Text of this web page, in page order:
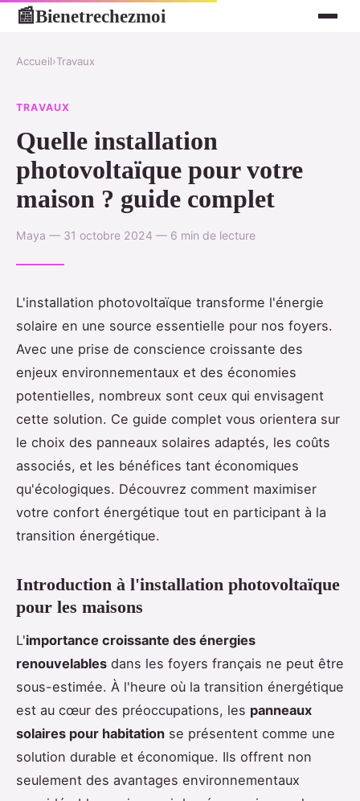
📰Bienetrechezmoi
Accueil›Travaux
TRAVAUX
Quelle installation
photovoltaïque pour votre
maison ? guide complet
Maya — 31 octobre 2024 — 6 min de lecture
L'installation photovoltaïque transforme l'énergie
solaire en une source essentielle pour nos foyers.
Avec une prise de conscience croissante des
enjeux environnementaux et des économies
potentielles, nombreux sont ceux qui envisagent
cette solution. Ce guide complet vous orientera sur
le choix des panneaux solaires adaptés, les coûts
associés, et les bénéfices tant économiques
qu'écologiques. Découvrez comment maximiser
votre confort énergétique tout en participant à la
transition énergétique.
Introduction à l'installation photovoltaïque
pour les maisons
L'importance croissante des énergies
renouvelables dans les foyers français ne peut être
sous-estimée. À l'heure où la transition énergétique
est au cœur des préoccupations, les panneaux
solaires pour habitation se présentent comme une
solution durable et économique. Ils offrent non
seulement des avantages environnementaux